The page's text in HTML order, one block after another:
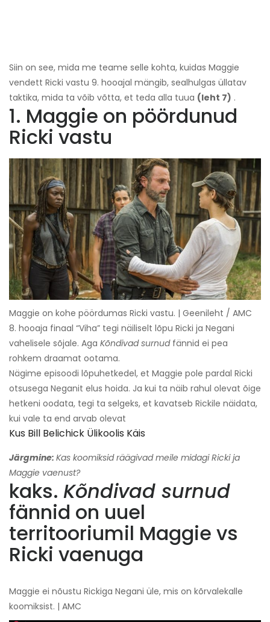
Siin on see, mida me teame selle kohta, kuidas Maggie
vendett Ricki vastu 9. hooajal mängib, sealhulgas üllatav
taktika, mida ta võib võtta, et teda alla tuua (leht 7) .
1. Maggie on pöördunud
Ricki vastu
Maggie on kohe pöördumas Ricki vastu. | Geenileht / AMC
8. hooaja finaal “Viha” tegi näiliselt lõpu Ricki ja Negani
vahelisele sõjale. Aga Kõndivad surnudfännid ei pea
rohkem draamat ootama.
Nägime episoodi lõpuhetkedel, et Maggie pole pardal Ricki
otsusega Neganit elus hoida. Ja kui ta näib rahul olevat õige
hetkeni oodata, tegi ta selgeks, et kavatseb Rickile näidata,
kui vale ta end arvab olevat
Kus Bill Belichick Ülikoolis Käis
Järgmine: Kas koomiksid räägivad meile midagi Ricki ja
Maggie vaenust?
kaks. Kõndivad surnud
fännid on uuel
territooriumil Maggie vs
Ricki vaenuga
Maggie ei nõustu Rickiga Negani üle, mis on kõrvalekalle
koomiksist. | AMC